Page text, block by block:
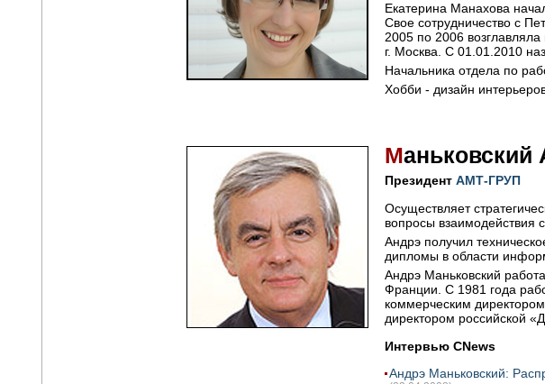
Екатерина Манахова
Свое сотрудничество с
2005 по 2006
г. Москва. С 01.01.2010
Начальника отдела по
Хобби - дизайн
Маньковский
Президент АМТ-ГРУП
Осуществляет
вопросы взаимодействия
Андрэ получил
дипломы в области
Андрэ Маньковский
Франции. С 1981 года
коммерческим
директором российской
Интервью CNews
Андрэ Маньковский: